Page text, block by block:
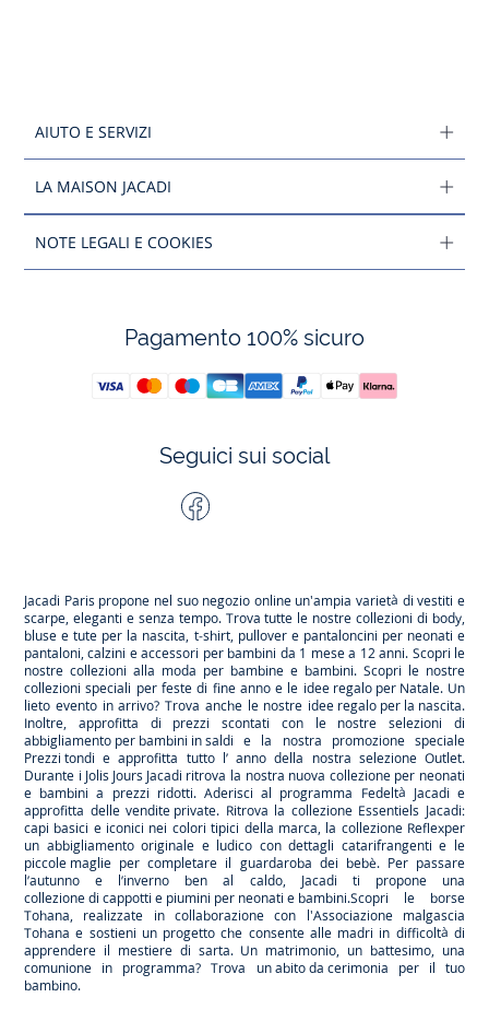
AIUTO E SERVIZI
LA MAISON JACADI
NOTE LEGALI E COOKIES
Pagamento 100% sicuro
Seguici sui social
Facebook
Jacadi Paris propone nel suo negozio online un'ampia varietà di vestiti e
scarpe, eleganti e senza tempo. Trova tutte le nostre collezioni di body,
bluse e tute per la nascita, t-shirt, pullover e pantaloncini per neonati e
pantaloni, calzini e accessori per bambini da 1 mese a 12 anni. Scopri le
nostre collezioni alla moda per bambine e bambini. Scopri le nostre
collezioni speciali per feste di fine anno e le idee regalo per Natale. Un
lieto evento in arrivo? Trova anche le nostre idee regalo per la nascita.
Inoltre, approfitta di prezzi scontati con le nostre selezioni di
abbigliamento per bambini in saldi e la nostra promozione speciale
Prezzi tondi e approfitta tutto l’ anno della nostra selezione Outlet.
Durante i Jolis Jours Jacadi ritrova la nostra nuova collezione per neonati
e bambini a prezzi ridotti. Aderisci al programma Fedeltà Jacadi e
approfitta dellevendite private. Ritrova la collezione Essentiels Jacadi:
capi basici e iconici nei colori tipici della marca, la collezione Reflexper
un abbigliamento originale e ludico con dettagli catarifrangenti e le
piccole maglie per completare il guardaroba dei bebè. Per passare
l’autunno e l’inverno ben al caldo, Jacadi ti propone una
collezione di cappotti e piumini per neonati e bambini.Scopri le borse
Tohana, realizzate in collaborazione con l'Associazione malgascia
Tohana e sostieni un progetto che consente alle madri in difficoltà di
apprendere il mestiere di sarta. Un matrimonio, un battesimo, una
comunione in programma? Trova un abito da cerimonia per il tuo
bambino.